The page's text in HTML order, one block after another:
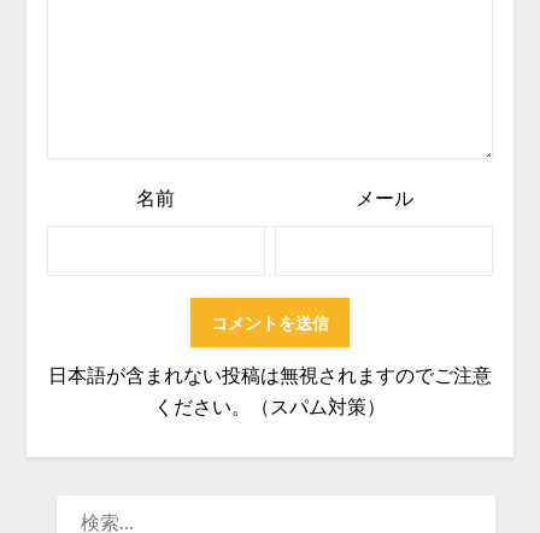
名前 メール
日本語が含まれない投稿は無視されますのでご注意
ください。（スパム対策）